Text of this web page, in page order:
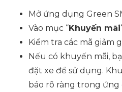
Mở ứng dụng Green
Vào mục “Khuyến mãi
Kiểm tra các mã giảm
Nếu có khuyến mãi,
đặt xe để sử dụng.
báo rõ ràng trong ứng